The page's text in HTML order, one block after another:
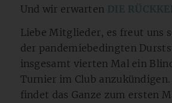
Und wir erwarten DIE
Liebe Mitglieder, es freut uns
der pandemiebedingten
insgesamt vierten Mal ein
Turnier im Club anzukündigen.
findet das Ganze zum ersten